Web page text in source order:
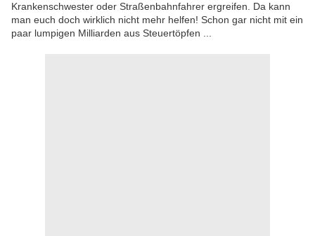
Krankenschwester oder Straßenbahnfahrer ergreifen. Da kann
man euch doch wirklich nicht mehr helfen! Schon gar nicht mit ein
paar lumpigen Milliarden aus Steuertöpfen ...